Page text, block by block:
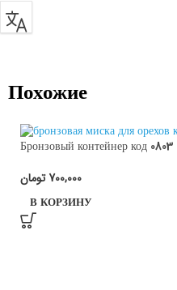
Похожие
Бронзовый контейнер код 0803
700,000 تومان
В КОРЗИНУ